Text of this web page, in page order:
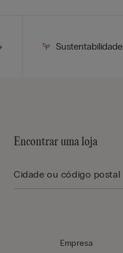
Sustentabilidade
Encontrar uma loja
Empresa